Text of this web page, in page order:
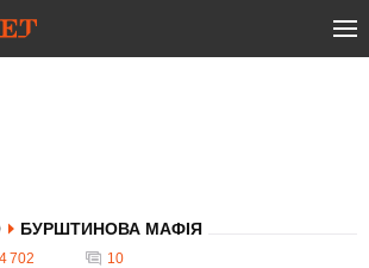
БУРШТИНОВА МАФІЯ
4 702 10